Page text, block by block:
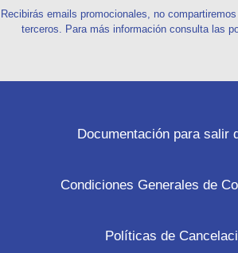
Recibirás emails promocionales, no
terceros. Para más información consulta las
Documentación para salir
Condiciones Generales de
Políticas de